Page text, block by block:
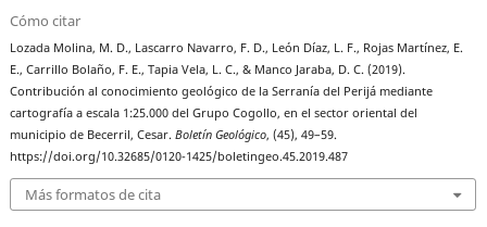
Cómo citar
Lozada Molina, M. D., Lascarro Navarro, F. D., León Díaz, L. F., Rojas Martínez, E.
E., Carrillo Bolaño, F. E., Tapia Vela, L. C., & Manco Jaraba, D. C. (2019).
Contribución al conocimiento geológico de la Serranía del Perijá mediante
cartografía a escala 1:25.000 del Grupo Cogollo, en el sector oriental del
municipio de Becerril, Cesar.Boletín Geológico, (45), 49–59.
https://doi.org/10.32685/0120-1425/boletingeo.45.2019.487
Más formatos de cita